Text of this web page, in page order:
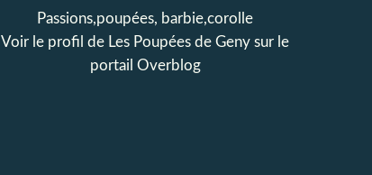
Passions,poupées, barbie,corolle
Voir le profil de Les Poupées de Geny sur le
portail Overblog